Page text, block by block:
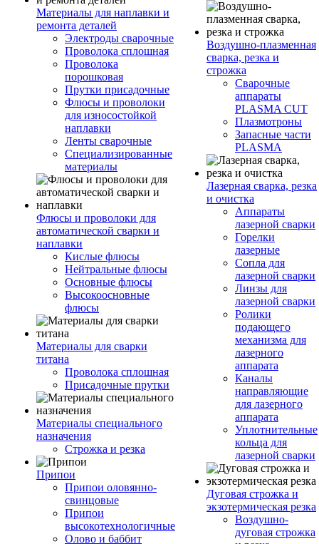
Материалы для наплавки и
ремонта деталей
Электроды сварочные
Проволока сплошная
Проволока
порошковая
Прутки присадочные
Флюсы и проволоки
для износостойкой
наплавки
Ленты сварочные
Специализированные
материалы
Флюсы и проволоки для
автоматической сварки и
наплавки
Кислые флюсы
Нейтральные флюсы
Основные флюсы
Высокоосновные
флюсы
Материалы для сварки
титана
Проволока сплошная
Присадочные прутки
Материалы специального
назначения
Строжка и резка
Припои
Припои оловянно-
свинцовые
Припои
высокотехнологичные
Олово и баббит
Воздушно-плазменная
сварка, резка и
строжка
Сварочные
аппараты
PLASMA CUT
Плазмотроны
Запасные части
PLASMA
Лазерная сварка, резка
и очистка
Аппараты
лазерной сварки
Горелки
лазерные
Сопла для
лазерной сварки
Линзы для
лазерной сварки
Ролики
подающего
механизма для
лазерного
аппарата
Каналы
направляющие
для лазерного
аппарата
Уплотнительные
кольца для
лазерной сварки
Дуговая строжка и
экзотермическая резка
Воздушно-
дуговая строжка